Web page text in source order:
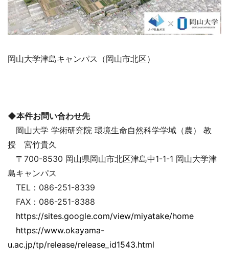
岡山大学津島キャンパス（岡山市北区）
◆本件お問い合わせ先
岡山大学 学術研究院 環境生命自然科学学域（農） 教
授 宮竹貴久
〒700-8530 岡山県岡山市北区津島中1-1-1 岡山大学津
島キャンパス
TEL：086-251-8339
FAX：086-251-8388
https://sites.google.com/view/miyatake/home
https://www.okayama-
u.ac.jp/tp/release/release_id1543.html